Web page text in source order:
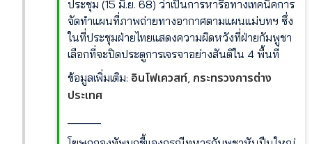
ประชุม (15 มิ.ย. 68) ว่าเป็นการหารือทางเทคนิคการ
จัดทำแผนที่ภาพถ่ายทางอากาศตามแผนแม่บทฯ ซึ่ง
ในที่ประชุมฝ่ายไทยแสดงความผิดหวังที่ฝ่ายกัมพูชา
เลือกที่จะปิดประตูการเจรจาอย่างสันติใน 4 พื้นที่
ข้อมูลเพิ่มเติม: อินโฟเควสท์, กระทรวงการต่าง
ประเทศ